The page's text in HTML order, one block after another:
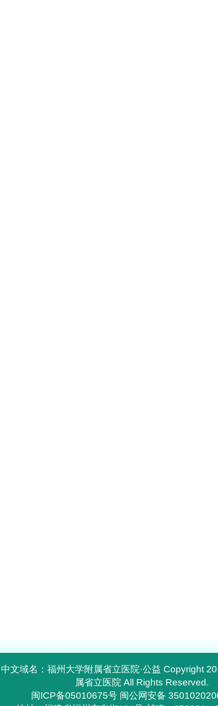
中文域名：福州大学附属省立医院·公益 Copyright
属省立医院 All Rights Reserved.
闽ICP备05010675号 闽公网安备